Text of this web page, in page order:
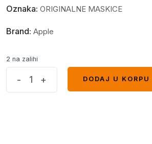
Oznaka: ORIGINALNE MASKICE
Brand: Apple
2 na zalihi
- +
DODAJ U KORPU